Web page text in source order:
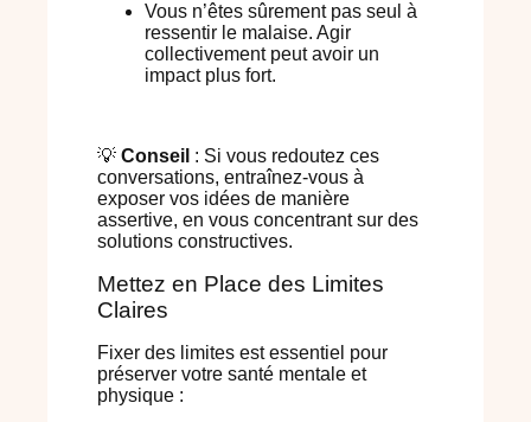
Vous n’êtes sûrement pas seul à
ressentir le malaise. Agir
collectivement peut avoir un
impact plus fort.
💡 Conseil : Si vous redoutez ces
conversations, entraînez-vous à
exposer vos idées de manière
assertive, en vous concentrant sur des
solutions constructives.
Mettez en Place des Limites
Claires
Fixer des limites est essentiel pour
préserver votre santé mentale et
physique :